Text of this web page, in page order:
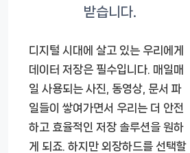
디지털 시대에 살고 있는 우리에게
데이터 저장은 필수입니다. 매일매
일 사용되는 사진, 동영상, 문서 파
일들이 쌓여가면서 우리는 더 안전
하고 효율적인 저장 솔루션을 원하
게 되죠. 하지만 외장하드를 선택할